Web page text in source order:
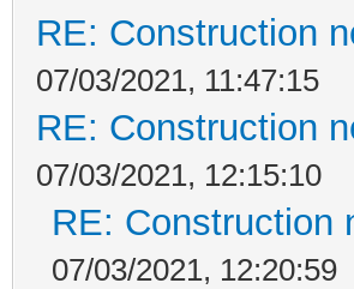
RE: Construction
07/03/2021, 11:47:15
RE: Construction
07/03/2021, 12:15:10
RE: Construction
07/03/2021, 12:20:59